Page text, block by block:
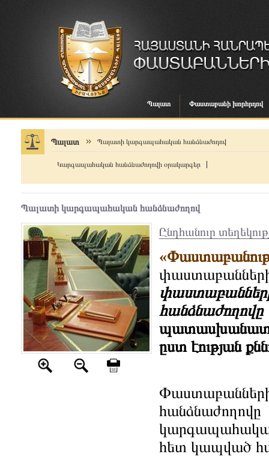
Պալատ Փաստաբանի խորհրդով
Պալատ Պալատի կարգապահական հանձնաժողով
Կարգապահական հանձնաժողովի օրակարգեր
Պալատի կարգապահական հանձնաժողով
Ընդհանուր
ըստ էության
հետ կապված